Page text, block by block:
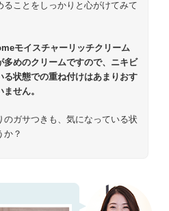
ることをしっかりと心がけてみて
モイスチャーリッチクリーム
多めのクリームですので、ニキビ
る状態での重ね付けはあまりおす
せん。
のガサつきも、気になっている状
か？